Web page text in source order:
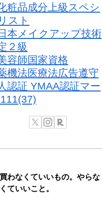
粧品成分上級スペシ
スト
本メイクアップ技術
２級
容師国家資格
機法医療法広告遵守
認証 YMAA認証マー